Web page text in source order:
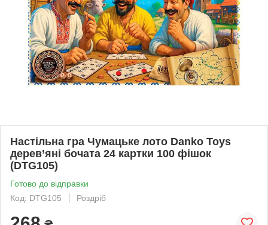
Настільна гра Чумацьке лото Danko Toys
дерев’яні бочата 24 картки 100 фішок
(DTG105)
Готово до відправки
Код: DTG105
Роздріб